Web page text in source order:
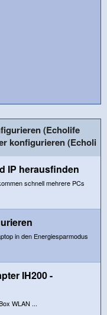
(Echolife
konfigurieren (Echoli
IP herausfinden
schnell mehrere PCs
in den Energiesparmodus
IH200 -
WLAN ...